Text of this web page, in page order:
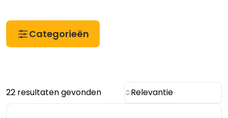
Categorieën
22 resultaten gevonden Relevantie